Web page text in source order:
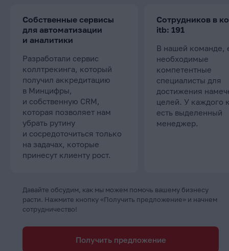
Собственные сервисы
для автоматизации
и аналитики
Разработали сервис
коллтрекинга, который
получил аккредитацию
в Минцифры,
и собственную CRM,
которая позволяет нам
убрать рутину
и сосредоточиться только
на задачах, которые
принесут клиенту рост.
Сотрудников в
itb: 191
В нашей команде,
необходимые
компетентные
специалисты для
достижения
целей. У каждого
есть выделенный
менеджер.
Давайте обсудим, как мы можем помочь вашему бизнесу
расти. Нажмите кнопку «Получить предложение» и начнем
сотрудничество!
Получить предложение